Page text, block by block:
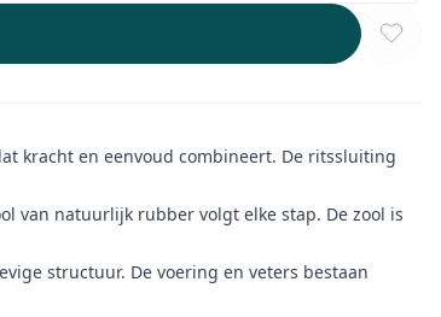
kracht en eenvoud combineert. De ritssluiting
van natuurlijk rubber volgt elke stap. De zool is
structuur. De voering en veters bestaan